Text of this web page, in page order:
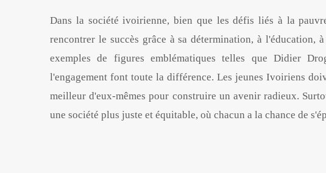
Dans la société ivoirienne, bien que les défis liés à la
rencontrer le succès grâce à sa détermination, à l'éducation,
exemples de figures emblématiques telles que Didier
l'engagement font toute la différence. Les jeunes Ivoiriens
meilleur d'eux-mêmes pour construire un avenir radieux.
une société plus juste et équitable, où chacun a la chance de